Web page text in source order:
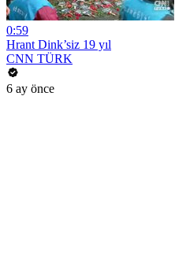
0:59
Hrant Dink’siz 19 yıl
CNN TÜRK
6 ay önce